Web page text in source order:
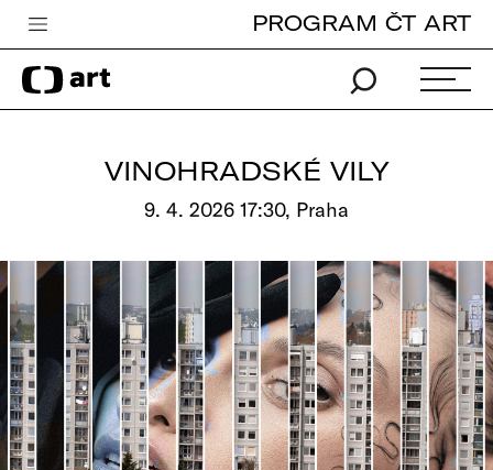
Česká televize
Zpravodajství
Pro děti
edu
Vše o ČT
PROGRAM ČT ART
VINOHRADSKÉ VILY
9. 4. 2026 17:30, Praha